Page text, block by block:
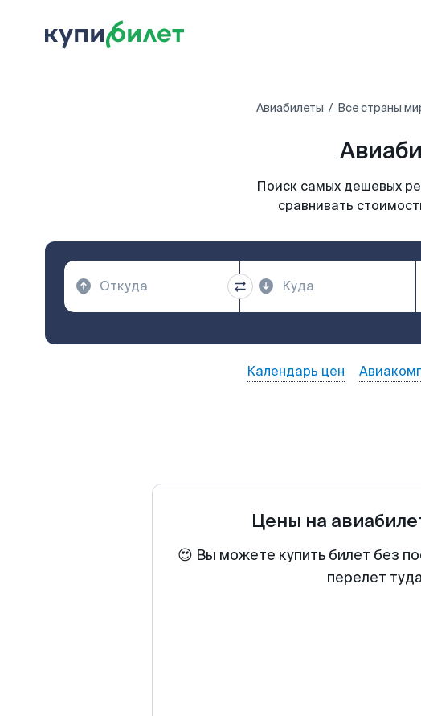
Авиабилеты Все страны
Поиск самых дешевых
сравнивать
Календарь цен
Цены на
😍 Вы можете купить билет без
перелет